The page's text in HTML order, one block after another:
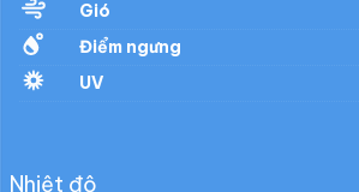
Gió
Điểm ngưng
UV
Nhiệt độ